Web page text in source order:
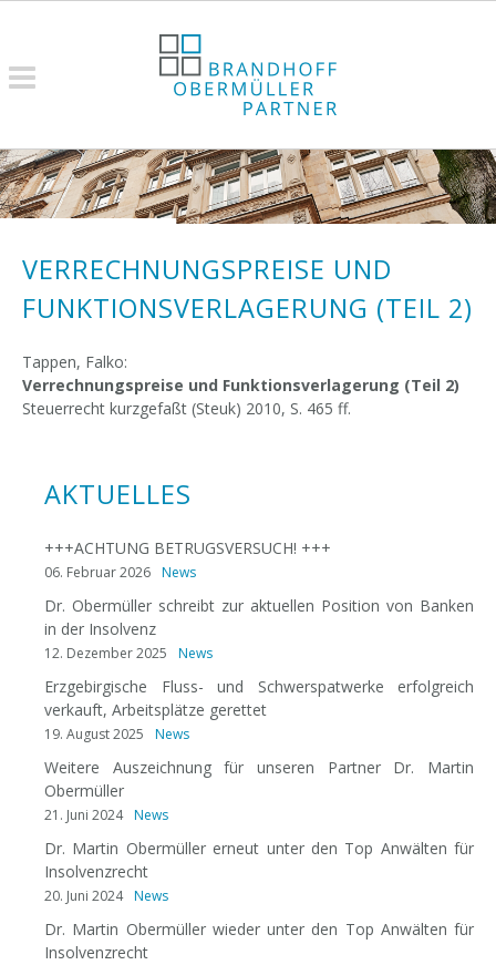
VERRECHNUNGSPREISE UND
FUNKTIONSVERLAGERUNG (TEIL 2)
Tappen, Falko:
Verrechnungspreise und Funktionsverlagerung (Teil 2)
Steuerrecht kurzgefaßt (Steuk) 2010, S. 465 ff.
AKTUELLES
+++ACHTUNG BETRUGSVERSUCH! +++
06. Februar 2026 News
Dr. Obermüller schreibt zur aktuellen Position von Banken
in der Insolvenz
12. Dezember 2025 News
Erzgebirgische Fluss- und Schwerspatwerke erfolgreich
verkauft, Arbeitsplätze gerettet
19. August 2025 News
Weitere Auszeichnung für unseren Partner Dr. Martin
Obermüller
21. Juni 2024 News
Dr. Martin Obermüller erneut unter den Top Anwälten für
Insolvenzrecht
20. Juni 2024 News
Dr. Martin Obermüller wieder unter den Top Anwälten für
Insolvenzrecht